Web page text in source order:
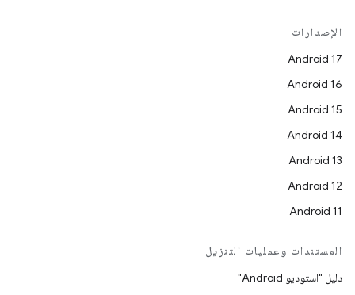
الإصدارات
Android 17
Android 16
Android 15
Android 14
Android 13
Android 12
Android 11
المستندات وعمليات التنزيل
دليل "استوديو Android"